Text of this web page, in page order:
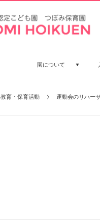
園について
教育・保育活動 運動会のリハー